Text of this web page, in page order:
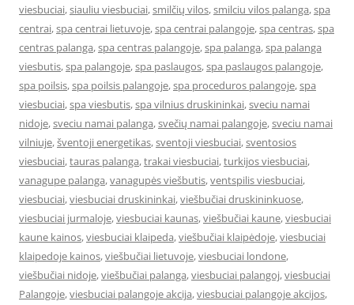
viesbuciai,siauliu viesbuciai,smilčių vilos,smilciu vilos palanga,spa
centrai,spa centrai lietuvoje,spa centrai palangoje,spa centras,spa
centras palanga,spa centras palangoje,spa palanga,spa palanga
viesbutis,spa palangoje,spa paslaugos,spa paslaugos palangoje,
spa poilsis,spa poilsis palangoje,spa proceduros palangoje,spa
viesbuciai,spa viesbutis,spa vilnius druskininkai,sveciu namai
nidoje,sveciu namai palanga,svečių namai palangoje,sveciu namai
vilniuje,šventoji energetikas,sventoji viesbuciai,sventosios
viesbuciai,tauras palanga,trakai viesbuciai,turkijos viesbuciai,
vanagupe palanga,vanagupės viešbutis,ventspilis viesbuciai,
viesbuciai,viesbuciai druskininkai,viešbučiai druskininkuose,
viesbuciai jurmaloje,viesbuciai kaunas,viešbučiai kaune,viesbuciai
kaune kainos,viesbuciai klaipeda,viešbučiai klaipėdoje,viesbuciai
klaipedoje kainos,viešbučiai lietuvoje,viesbuciai londone,
viešbučiai nidoje,viešbučiai palanga,viesbuciai palangoj,viesbuciai
Palangoje,viesbuciai palangoje akcija,viesbuciai palangoje akcijos,